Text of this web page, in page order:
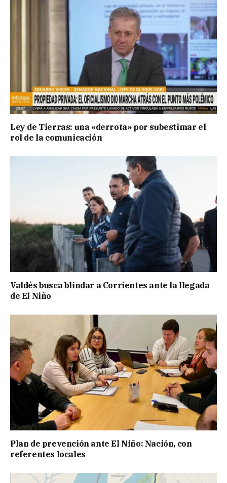
Ley de Tierras: una «derrota» por subestimar el
rol de la comunicación
Valdés busca blindar a Corrientes ante la llegada
de El Niño
Plan de prevención ante El Niño: Nación, con
referentes locales